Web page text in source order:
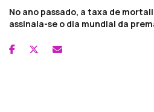
No ano passado, a taxa de
assinala-se o dia mundial da